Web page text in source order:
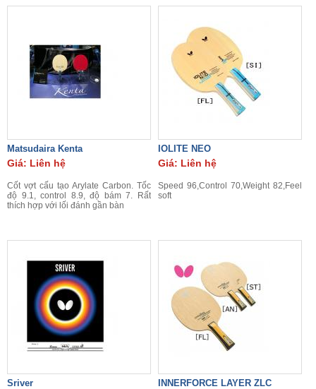
Matsudaira Kenta
Giá: Liên hệ
Cốt vợt cấu tạo Arylate Carbon. Tốc
độ 9.1, control 8.9, độ bám 7. Rất
thích hợp với lối đánh gần bàn
IOLITE NEO
Giá: Liên hệ
Speed 96,Control 70,Weight 82,Feel
soft
Sriver INNERFORCE LAYER ZLC